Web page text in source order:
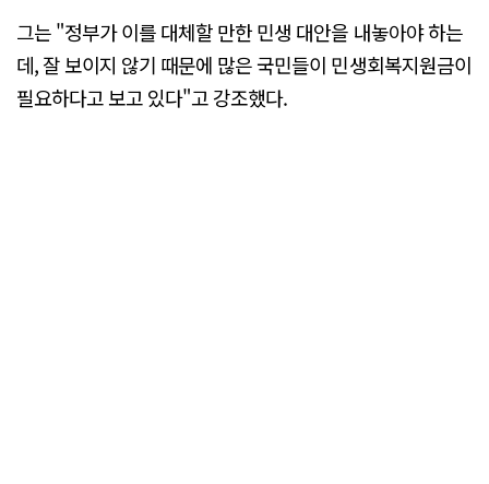
그는 "정부가 이를 대체할 만한 민생 대안을 내놓아야 하는
데, 잘 보이지 않기 때문에 많은 국민들이 민생회복지원금이
필요하다고 보고 있다"고 강조했다.